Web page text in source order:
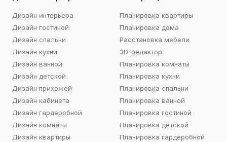
Дизайн интерьера
Дизайн гостиной
Дизайн спальни
Дизайн кухни
Дизайн ванной
Дизайн детской
Дизайн прихожей
Дизайн кабинета
Дизайн гардеробной
Дизайн комнаты
Дизайн квартиры
Планировка квартиры
Планировка дома
Расстановка мебели
3D-редактор
Планировка комнаты
Планировка кухни
Планировка спальни
Планировка ванной
Планировка гостиной
Планировка детской
Планировка гардеробной